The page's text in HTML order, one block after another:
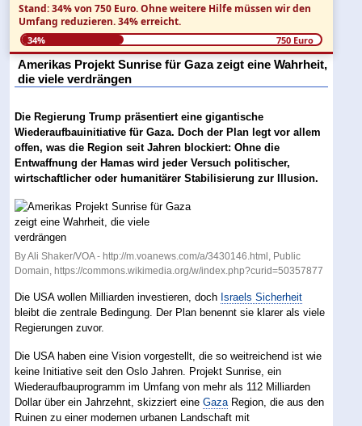
Stand: 34% von 750 Euro.Ohne weitere Hilfe müssen wir den
Umfang reduzieren.34% erreicht.
34% 750 Euro
Amerikas Projekt Sunrise für Gaza zeigt eine Wahrheit,
die viele verdrängen
Die Regierung Trump präsentiert eine gigantische
Wiederaufbauinitiative für Gaza. Doch der Plan legt vor allem
offen, was die Region seit Jahren blockiert: Ohne die
Entwaffnung der Hamas wird jeder Versuch politischer,
wirtschaftlicher oder humanitärer Stabilisierung zur Illusion.
By Ali Shaker/VOA - http://m.voanews.com/a/3430146.html, Public
Domain, https://commons.wikimedia.org/w/index.php?curid=50357877
Die USA wollen Milliarden investieren, doch Israels Sicherheit
bleibt die zentrale Bedingung. Der Plan benennt sie klarer als viele
Regierungen zuvor.
Die USA haben eine Vision vorgestellt, die so weitreichend ist wie
keine Initiative seit den Oslo Jahren. Projekt Sunrise, ein
Wiederaufbauprogramm im Umfang von mehr als 112 Milliarden
Dollar über ein Jahrzehnt, skizziert eineGazaRegion, die aus den
Ruinen zu einer modernen urbanen Landschaft mit